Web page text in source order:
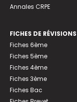
Annales CRPE
FICHES DE RÉVISIONS
Fiches 6ème
Fiches 5ème
Fiches 4ème
Fiches 3ème
Fiches Bac